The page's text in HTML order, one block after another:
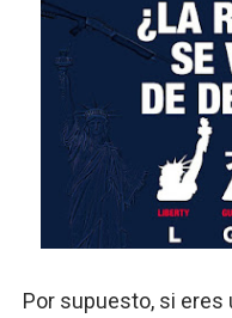
Por supuesto, si